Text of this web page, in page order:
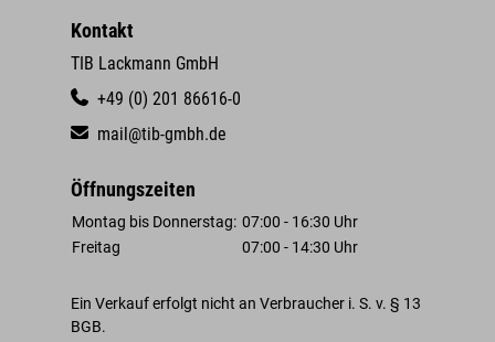
Kontakt
TIB Lackmann GmbH
+49 (0) 201 86616-0
mail@tib-gmbh.de
Öffnungszeiten
Montag bis Donnerstag: 07:00 - 16:30 Uhr
Freitag
07:00 - 14:30 Uhr
Ein Verkauf erfolgt nicht an Verbraucher i. S. v. § 13
BGB.